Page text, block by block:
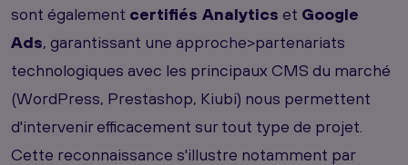
sont également certifiés Analytics et Google
Ads, garantissant une approche>partenariats
technologiques avec les principaux CMS du marché
(WordPress, Prestashop, Kiubi) nous permettent
d'intervenir efficacement sur tout type de projet.
Cette reconnaissance s'illustre notamment par